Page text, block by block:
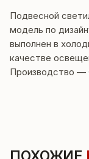
Подвесной
модель по
выполнен в
качестве
Производство